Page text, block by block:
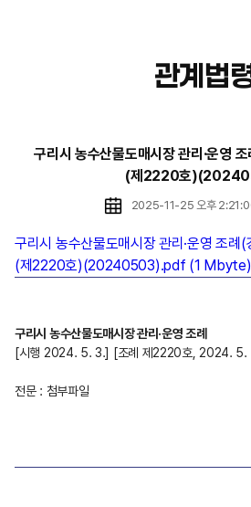
관계법
구리시 농수산물도매시장 관리·운영
(제2220호
2025-11-25 오후
구리시 농수산물도매시장 관리·운영 조례
(제2220호)(20240503).pdf (1 Mbyte)
구리시 농수산물도매시장 관리·운영 조례
[시행 2024. 5. 3.] [조례 제2220호, 2024. 5.
전문 : 첨부파일